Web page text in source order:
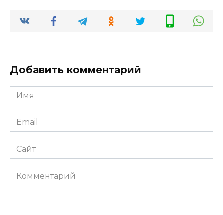
Добавить комментарий
Имя
*
Email
*
Сайт
Комментарий